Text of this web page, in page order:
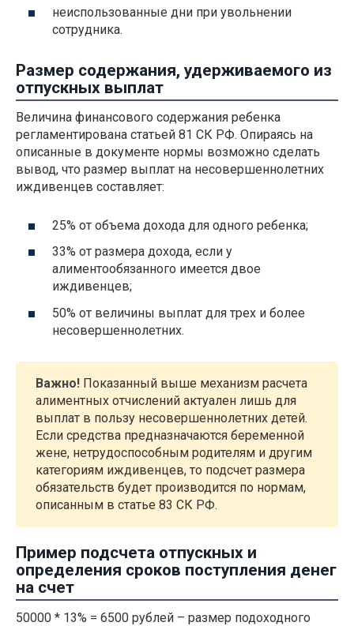
неиспользованные дни при увольнении
сотрудника.
Размер содержания, удерживаемого из
отпускных выплат
Величина финансового содержания ребенка
регламентирована статьей 81 СК РФ. Опираясь на
описанные в документе нормы возможно сделать
вывод, что размер выплат на несовершеннолетних
иждивенцев составляет:
25% от объема дохода для одного ребенка;
33% от размера дохода, если у
алиментообязанного имеется двое
иждивенцев;
50% от величины выплат для трех и более
несовершеннолетних.
Важно! Показанный выше механизм расчета
алиментных отчислений актуален лишь для
выплат в пользу несовершеннолетних детей.
Если средства предназначаются беременной
жене, нетрудоспособным родителям и другим
категориям иждивенцев, то подсчет размера
обязательств будет производится по нормам,
описанным в статье 83 СК РФ.
Пример подсчета отпускных и
определения сроков поступления денег
на счет
50000 * 13% = 6500 рублей – размер подоходного